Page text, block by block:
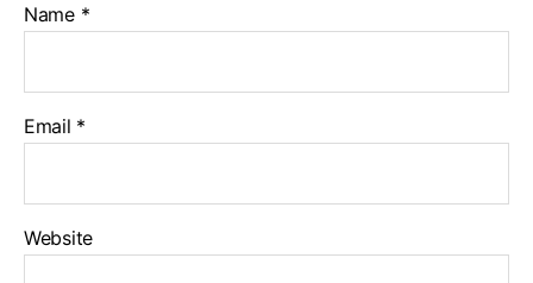
Name *
Email *
Website